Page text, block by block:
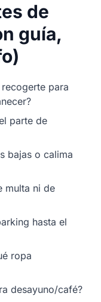
de
guía,
para
parte de
bajas o calima
multa ni de
hasta el
ropa
desayuno/café?